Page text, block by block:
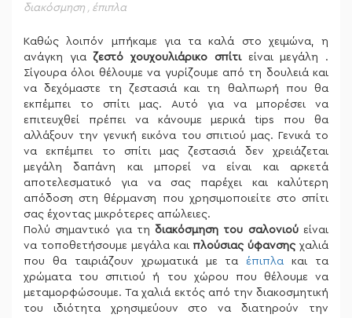
διακόσμηση έπιπλα
Καθώς λοιπόν μπήκαμε για τα καλά στο χειμώνα, η
ανάγκη για ζεστό χουχουλιάρικο σπίτιείναι μεγάλη .
Σίγουρα όλοι θέλουμε να γυρίζουμε από τη δουλειά και
να δεχόμαστε τη ζεστασιά και τη θαλπωρή που θα
εκπέμπει το σπίτι μας. Αυτό για να μπορέσει να
επιτευχθεί πρέπει να κάνουμε μερικά tips που θα
αλλάξουν την γενική εικόνα του σπιτιού μας. Γενικά το
να εκπέμπει το σπίτι μας ζεστασιά δεν χρειάζεται
μεγάλη δαπάνη και μπορεί να είναι και αρκετά
αποτελεσματικό για να σας παρέχει και καλύτερη
απόδοση στη θέρμανση που χρησιμοποιείτε στο σπίτι
σας έχοντας μικρότερες απώλειες.
Πολύ σημαντικό για τηδιακόσμηση του σαλονιούείναι
να τοποθετήσουμε μεγάλα και πλούσιας ύφανσης χαλιά
που θα ταιριάζουν χρωματικά με τα έπιπλα και τα
χρώματα του σπιτιού ή του χώρου που θέλουμε να
μεταμορφώσουμε. Τα χαλιά εκτός από την διακοσμητική
του ιδιότητα χρησιμεύουν στο να διατηρούν την